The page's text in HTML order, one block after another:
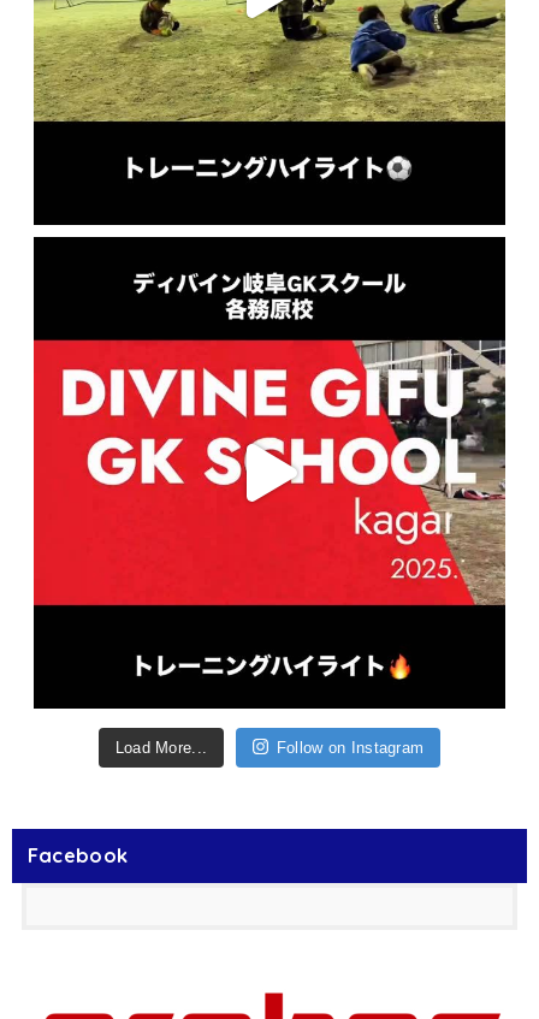
Load More... Follow on Instagram
Facebook